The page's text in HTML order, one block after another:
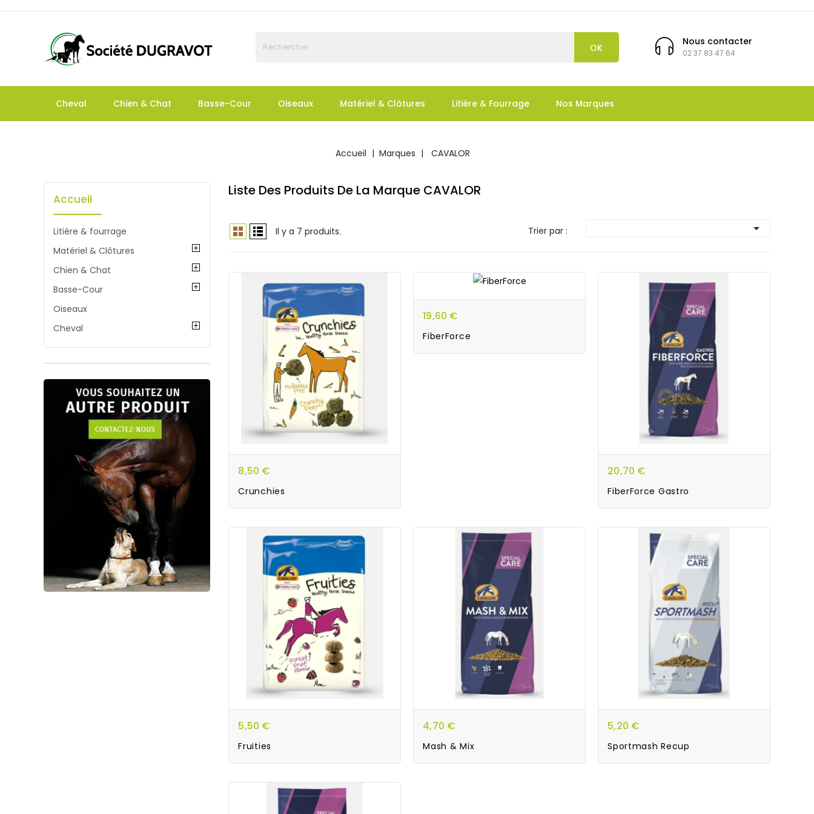
Nous contacter
02 37 83 47 64
OK
Cheval Chien & Chat Basse-Cour Oiseaux Matériel & Clôtures Litière & Fourrage Nos Marques
Accueil Marques CAVALOR
Accueil
Litière & fourrage
Matériel & Clôtures
Chien & Chat
Basse-Cour
Oiseaux
Cheval
Liste Des Produits De La Marque CAVALOR
Il y a 7 produits. Trier par : 
8,50 €
Crunchies
19,60 €
FiberForce
20,70 €
FiberForce Gastro
5,50 €
Fruities
4,70 €
Mash & Mix
5,20 €
Sportmash Recup